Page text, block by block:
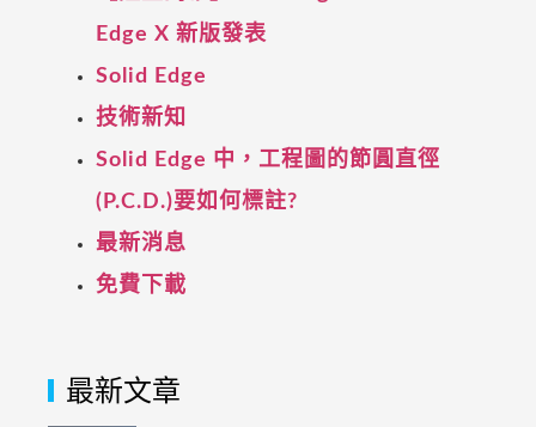
Edge X 新版發表
Solid Edge
技術新知
Solid Edge 中，工程圖的節圓直徑
(P.C.D.)要如何標註?
最新消息
免費下載
最新文章